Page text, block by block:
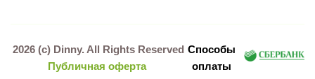
2026 (c) Dinny. All Rights Reserved
Публичная оферта
Способы
оплаты